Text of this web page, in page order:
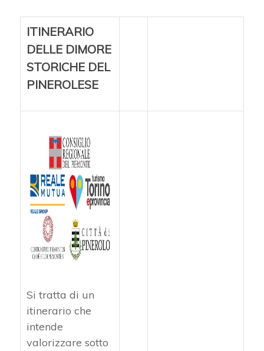
ITINERARIO
DELLE DIMORE
STORICHE DEL
PINEROLESE
Si tratta di un
itinerario che
intende
valorizzare sotto